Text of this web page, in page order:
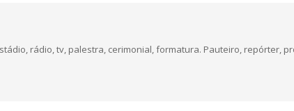
rádio, tv, palestra, cerimonial, formatura. Pauteiro, repórter,